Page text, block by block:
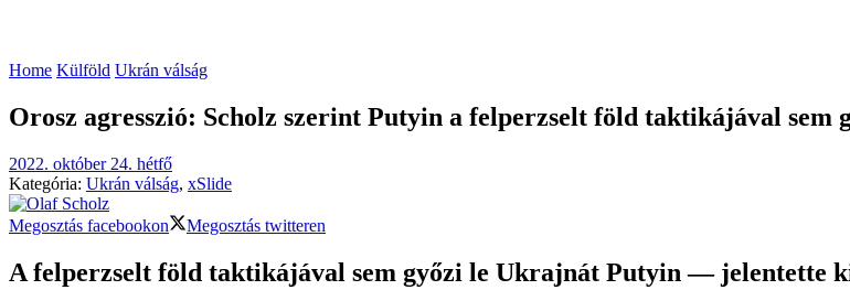
Home Külföld Ukrán válság
Orosz agresszió: Scholz szerint Putyin a felperzselt föld taktikájával sem
2022. október 24. hétfő
Kategória: Ukrán válság, xSlide
Megosztás facebookon Megosztás twitteren
A felperzselt föld taktikájával sem győzi le Ukrajnát Putyin — jelentette